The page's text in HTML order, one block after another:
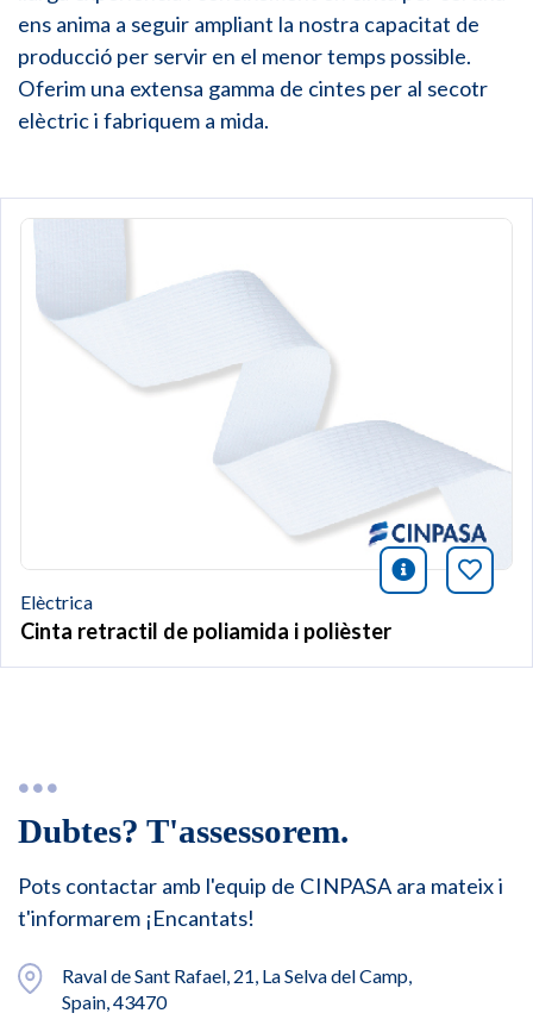
ens anima a seguir ampliant la nostra capacitat de
producció per servir en el menor temps possible.
Oferim una extensa gamma de cintes per al secotr
elèctric i fabriquem a mida.
icono
Elèctrica
Cinta retractil de poliamida i polièster
Dubtes? T'assessorem.
Pots contactar amb l'equip de CINPASA ara mateix i
t'informarem ¡Encantats!
Raval de Sant Rafael, 21, La Selva del Camp,
Spain, 43470